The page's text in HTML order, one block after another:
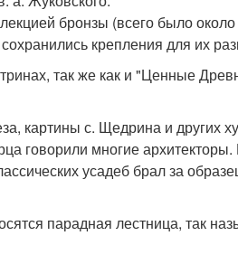
бронзы (всего было
крепления для их
так же как и "Ценные
картины с. Щедрина и других
говорили многие
усадеб брал за
парадная лестница, так